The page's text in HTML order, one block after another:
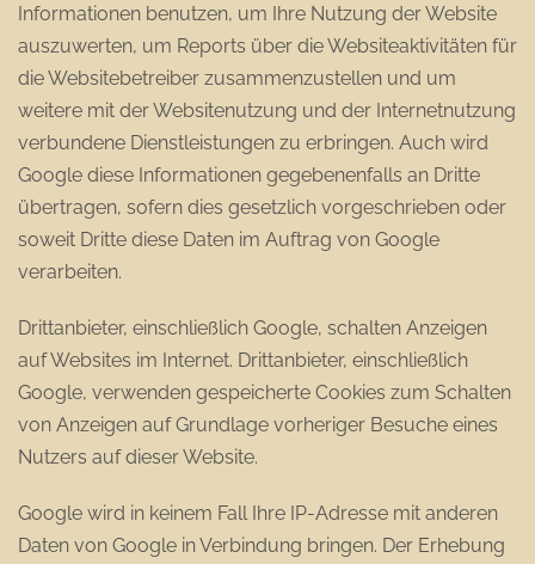
Informationen benutzen, um Ihre Nutzung der Website
auszuwerten, um Reports über die Websiteaktivitäten für
die Websitebetreiber zusammenzustellen und um
weitere mit der Websitenutzung und der Internetnutzung
verbundene Dienstleistungen zu erbringen. Auch wird
Google diese Informationen gegebenenfalls an Dritte
übertragen, sofern dies gesetzlich vorgeschrieben oder
soweit Dritte diese Daten im Auftrag von Google
verarbeiten.
Drittanbieter, einschließlich Google, schalten Anzeigen
auf Websites im Internet. Drittanbieter, einschließlich
Google, verwenden gespeicherte Cookies zum Schalten
von Anzeigen auf Grundlage vorheriger Besuche eines
Nutzers auf dieser Website.
Google wird in keinem Fall Ihre IP-Adresse mit anderen
Daten von Google in Verbindung bringen. Der Erhebung